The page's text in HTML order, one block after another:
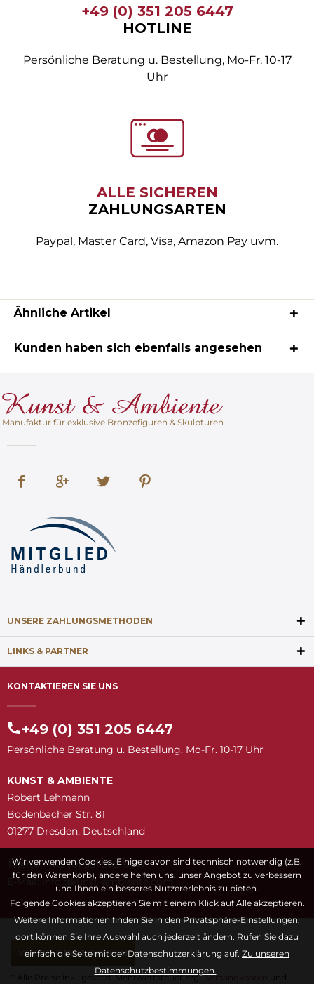
+49 (0) 351 205 6447
HOTLINE
Persönliche Beratung u. Bestellung, Mo-Fr. 10-17
Uhr
ALLE SICHEREN
ZAHLUNGSARTEN
Paypal, Master Card, Visa, Amazon Pay uvm.
Ähnliche Artikel
Kunden haben sich ebenfalls angesehen
Manufaktur für exklusive Bronzefiguren & Skulpturen
UNSERE ZAHLUNGSMETHODEN
LINKS & PARTNER
KONTAKTIEREN SIE UNS
+49 (0) 351 205 6447
Persönliche Beratung u. Bestellung, Mo-Fr. 10-17 Uhr
KUNST & AMBIENTE
Robert Lehmann
Bodenbacher Str. 81
01277 Dresden, Deutschland
Telefon: +49 (0) 351 205 6447
E-Mail:
moc.etneibma-t
snuk@ofni
VERTRAG WIDERRUFEN
* Alle Preise inkl. gesetzl. Mehrwertsteuer zzgl.Versandkosten und
Wir verwenden Cookies. Einige davon sind technisch notwendig (z.B.
für den Warenkorb), andere helfen uns, unser Angebot zu verbessern
und Ihnen ein besseres Nutzererlebnis zu bieten.
Folgende Cookies akzeptieren Sie mit einem Klick auf Alle akzeptieren.
Weitere Informationen finden Sie in den Privatsphäre-Einstellungen,
dort können Sie Ihre Auswahl auch jederzeit ändern. Rufen Sie dazu
einfach die Seite mit der Datenschutzerklärung auf. Zu unseren
Datenschutzbestimmungen.